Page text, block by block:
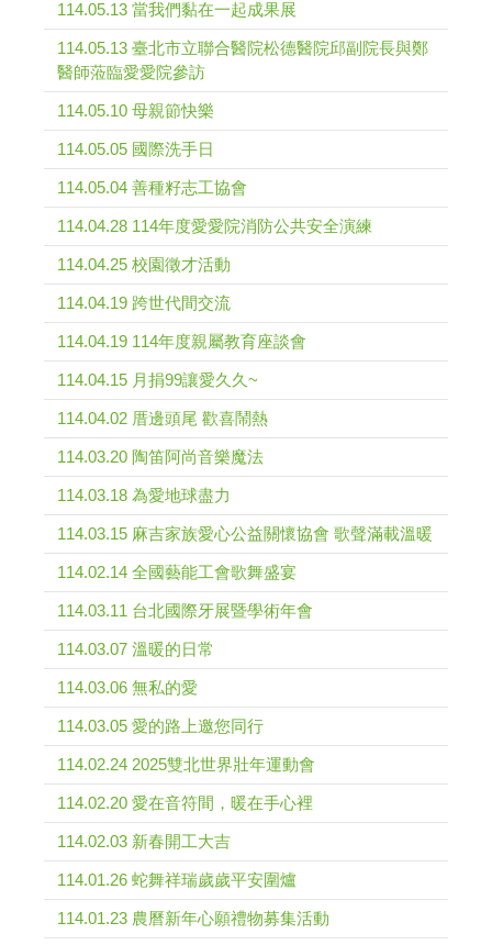
114.05.13 當我們黏在一起成果展
114.05.13 臺北市立聯合醫院松德醫院邱副院長與鄭
醫師蒞臨愛愛院參訪
114.05.10 母親節快樂
114.05.05 國際洗手日
114.05.04 善種籽志工協會
114.04.28 114年度愛愛院消防公共安全演練
114.04.25 校園徵才活動
114.04.19 跨世代間交流
114.04.19 114年度親屬教育座談會
114.04.15 月捐99讓愛久久~
114.04.02 厝邊頭尾 歡喜鬧熱
114.03.20 陶笛阿尚音樂魔法
114.03.18 為愛地球盡力
114.03.15 麻吉家族愛心公益關懷協會 歌聲滿載溫暖
114.02.14 全國藝能工會歌舞盛宴
114.03.11 台北國際牙展暨學術年會
114.03.07 溫暖的日常
114.03.06 無私的愛
114.03.05 愛的路上邀您同行
114.02.24 2025雙北世界壯年運動會
114.02.20 愛在音符間，暖在手心裡
114.02.03 新春開工大吉
114.01.26 蛇舞祥瑞歲歲平安圍爐
114.01.23 農曆新年心願禮物募集活動